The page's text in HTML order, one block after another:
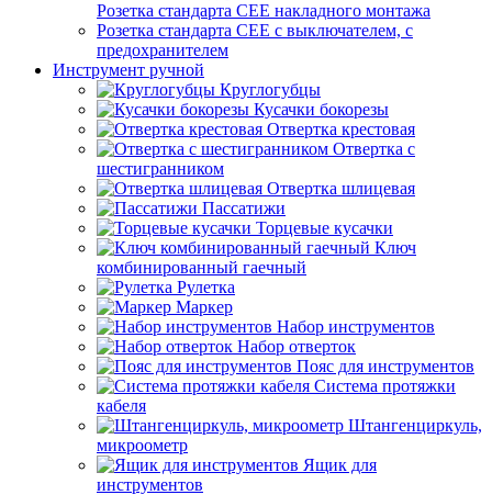
Розетка стандарта СЕЕ накладного монтажа
Розетка стандарта СЕЕ с выключателем, с
предохранителем
Инструмент ручной
Круглогубцы
Кусачки бокорезы
Отвертка крестовая
Отвертка с
шестигранником
Отвертка шлицевая
Пассатижи
Торцевые кусачки
Ключ
комбинированный гаечный
Рулетка
Маркер
Набор инструментов
Набор отверток
Пояс для инструментов
Система протяжки
кабеля
Штангенциркуль,
микроометр
Ящик для
инструментов